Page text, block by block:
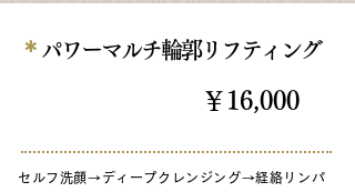
＊ パワーマルチ輪郭リフティング
￥16,000
セルフ洗顔→ディープクレンジング→経絡リンパ